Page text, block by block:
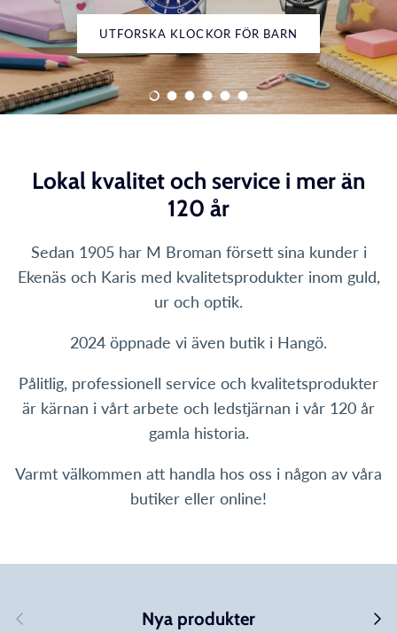
UTFORSKA KLOCKOR FÖR BARN
Ladda slide 1 av 6
Ladda slide 2 av 6
Ladda slide 3 av 6
Ladda slide 4 av 6
Ladda slide 5 av 6
Ladda slide 6 av 6
Lokal kvalitet och service i mer än
120 år
Sedan 1905 har M Broman försett sina kunder i
Ekenäs och Karis med kvalitetsprodukter inom guld,
ur och optik.
2024 öppnade vi även butik i Hangö.
Pålitlig, professionell service och kvalitetsprodukter
är kärnan i vårt arbete och ledstjärnan i vår 120 år
gamla historia.
Varmt välkommen att handla hos oss i någon av våra
butiker eller online!
Föregående Nya produkter Nästa